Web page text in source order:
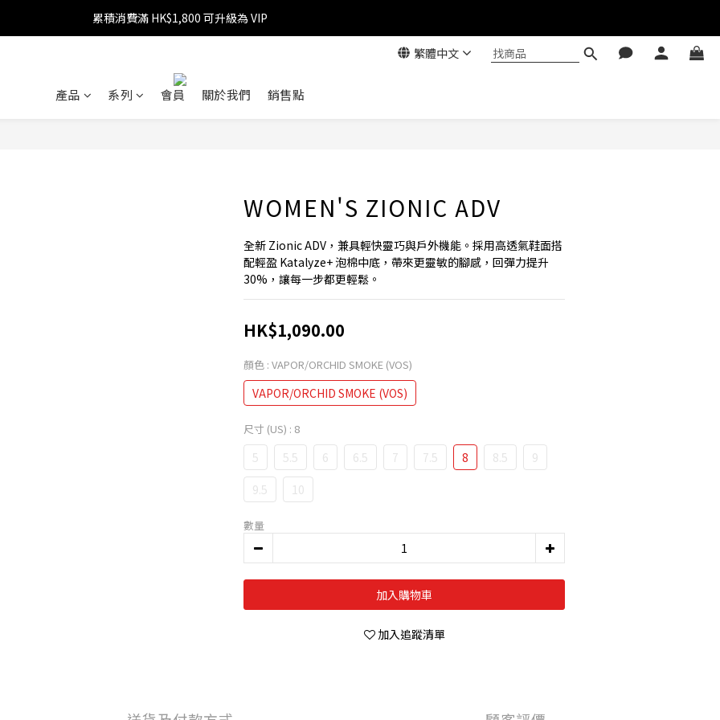
消費滿 HK$599 免運費
累積消費滿 HK$1,800 可升級為 VIP
消費滿 HK$599 免運費
繁體中文
產品 系列 會員 關於我們 銷售點
WOMEN'S ZIONIC ADV
全新 Zionic ADV，兼具輕快靈巧與戶外機能。採用高透氣鞋面搭
配輕盈 Katalyze+ 泡棉中底，帶來更靈敏的腳感，回彈力提升
30%，讓每一步都更輕鬆。
HK$1,090.00
顏色 : VAPOR/ORCHID SMOKE (VOS)
VAPOR/ORCHID SMOKE (VOS)
尺寸 (US) : 8
5 5.5 6 6.5 7 7.5 8 8.5
9
9.5
10
數量
加入購物車
加入追蹤清單